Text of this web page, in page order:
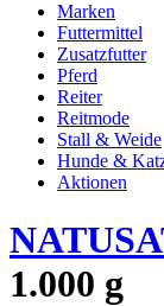
Marken
Futtermittel
Zusatzfutter
Pferd
Reiter
Reitmode
Stall & Weide
Hunde &
Aktionen
1.000 g